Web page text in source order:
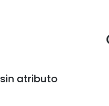
sin atributo